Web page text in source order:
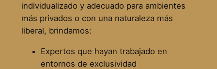
individualizado y adecuado para ambientes
más privados o con una naturaleza más
liberal, brindamos:
Expertos que hayan trabajado en
entornos de exclusividad